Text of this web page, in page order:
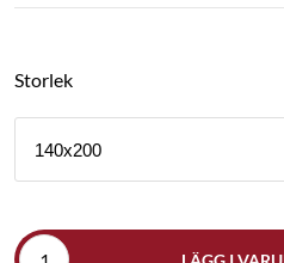
Storlek
140x200